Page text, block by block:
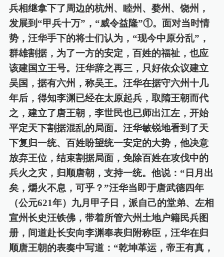
兵相继拿下了周边的杭州、睦州、婺州、饶州，
发展到“甲兵十万”，“威令益隆”①。面对当时情
势，汪华手下的将士们认为，“现今中原分乱”，
群雄割据，为了一方的安定， 百姓的福祉， 也应
该建国立王号。汪华辞之再三，只好依众议建立
吴国，据有六州，称吴王。汪华在据守六州十几
年后，得知李渊已经在太原起兵，取隋王朝而代
之，建立了唐王朝，李世民也已师出江左，开始
平定天下割据混乱的局面。汪华敏锐地看到了天
下复归一统、百姓盼望统一安定的大势，他决意
放弃王位，结束割据局面，免除百姓在攻伐中的
兵火之灾，归顺唐朝，支持一统。他说： “日月出
矣，爝火不息，可乎？”汪华当 即于唐武德四年
（公元621年）九月甲子日，派自己的堂弟、 左相
宣州长史汪铁佛，带着所管六州土地户籍民兵图
册， 间道赴长安向李渊奉表归附称臣，汪华在归
顺唐王朝的表奏中写道： “乾坤革运，帝王有真，